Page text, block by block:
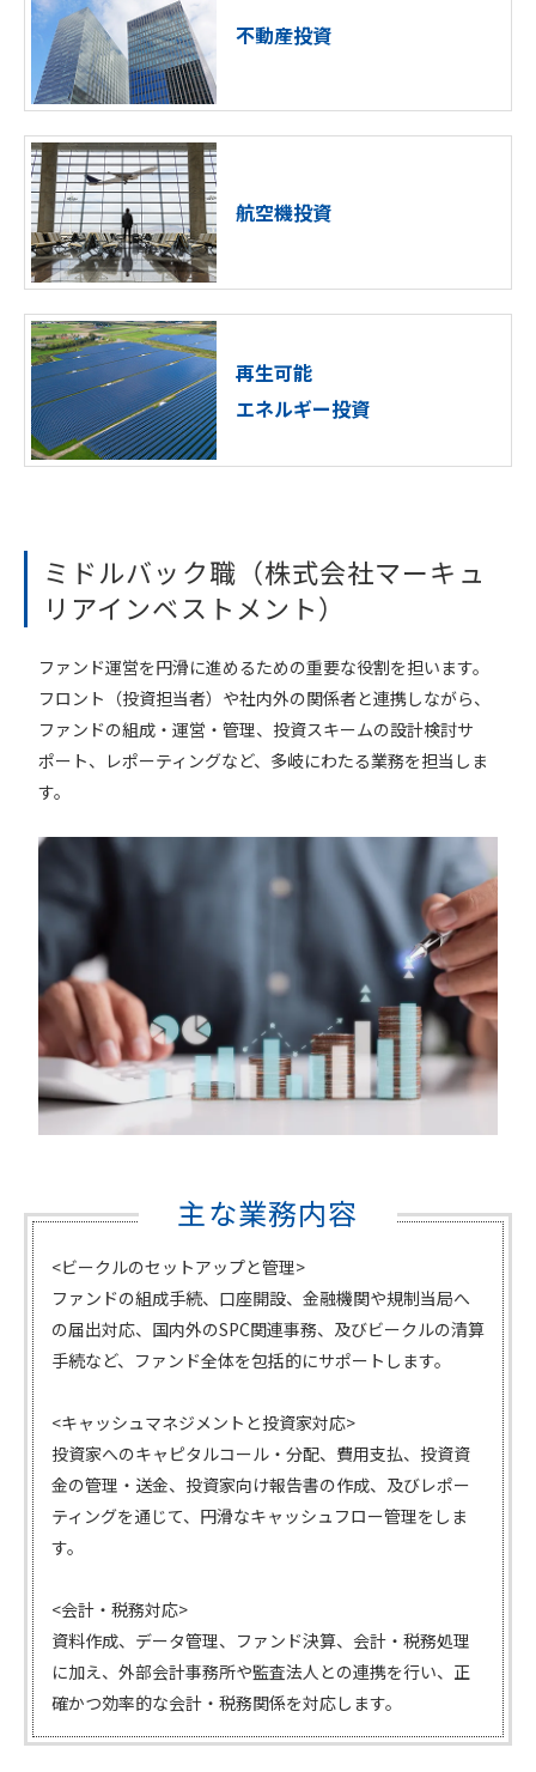
不動産投資
航空機投資
再生可能
エネルギー投資
ミドルバック職（株式会社マーキュ
リアインベストメント）
ファンド運営を円滑に進めるための重要な役割を担います。
フロント（投資担当者）や社内外の関係者と連携しながら、
ファンドの組成・運営・管理、投資スキームの設計検討サ
ポート、レポーティングなど、多岐にわたる業務を担当しま
す。
主な業務内容
<ビークルのセットアップと管理>
ファンドの組成手続、口座開設、金融機関や規制当局へ
の届出対応、国内外のSPC関連事務、及びビークルの清算
手続など、ファンド全体を包括的にサポートします。
<キャッシュマネジメントと投資家対応>
投資家へのキャピタルコール・分配、費用支払、投資資
金の管理・送金、投資家向け報告書の作成、及びレポー
ティングを通じて、円滑なキャッシュフロー管理をしま
す。
<会計・税務対応>
資料作成、データ管理、ファンド決算、会計・税務処理
に加え、外部会計事務所や監査法人との連携を行い、正
確かつ効率的な会計・税務関係を対応します。